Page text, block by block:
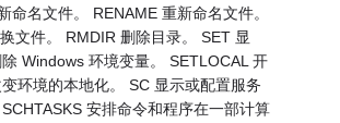
命名文件。 RENAME 重新命名文件。
文件。 RMDIR 删除目录。 SET 显
Windows 环境变量。 SETLOCAL 开
环境的本地化。 SC 显示或配置服务
安排命令和程序在一部计算